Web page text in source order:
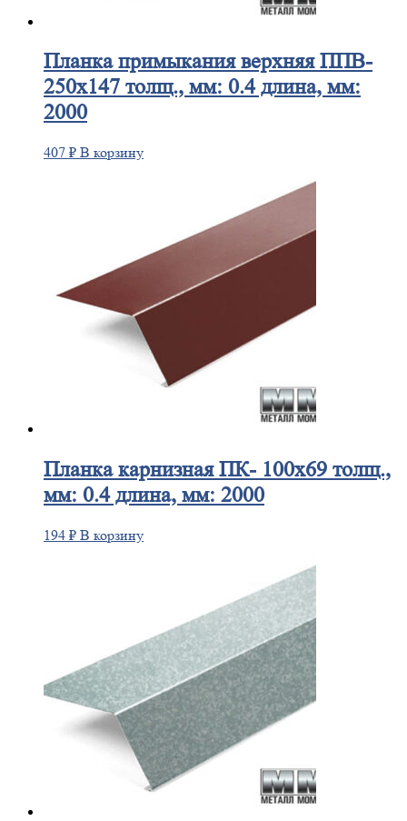
Планкапримыкания верхняя ППВ-
250х147 толщ., мм: 0.4 длина, мм:
2000
407 ₽ В корзину
Планкакарнизная ПК- 100х69 толщ.,
мм: 0.4 длина, мм: 2000
194 ₽ В корзину